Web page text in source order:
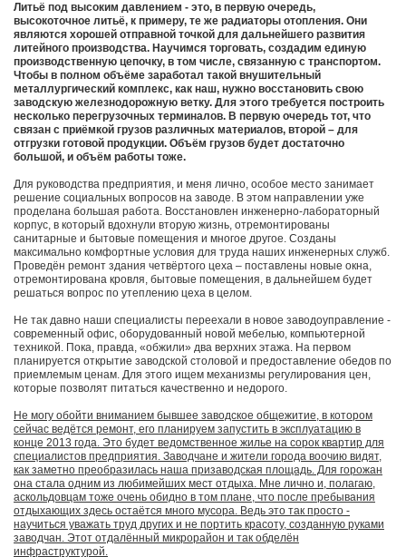
Литьё под высоким давлением - это, в первую очередь,
высокоточное литьё, к примеру, те же радиаторы отопления. Они
являются хорошей отправной точкой для дальнейшего развития
литейного производства. Научимся торговать, создадим единую
производственную цепочку, в том числе, связанную с транспортом.
Чтобы в полном объёме заработал такой внушительный
металлургический комплекс, как наш, нужно восстановить свою
заводскую железнодорожную ветку. Для этого требуется построить
несколько перегрузочных терминалов. В первую очередь тот, что
связан с приёмкой грузов различных материалов, второй – для
отгрузки готовой продукции. Объём грузов будет достаточно
большой, и объём работы тоже.
Для руководства предприятия, и меня лично, особое место занимает
решение социальных вопросов на заводе. В этом направлении уже
проделана большая работа. Восстановлен инженерно-лабораторный
корпус, в который вдохнули вторую жизнь, отремонтированы
санитарные и бытовые помещения и многое другое. Созданы
максимально комфортные условия для труда наших инженерных служб.
Проведён ремонт здания четвёртого цеха – поставлены новые окна,
отремонтирована кровля, бытовые помещения, в дальнейшем будет
решаться вопрос по утеплению цеха в целом.
Не так давно наши специалисты переехали в новое заводоуправление -
современный офис, оборудованный новой мебелью, компьютерной
техникой. Пока, правда, «обжили» два верхних этажа. На первом
планируется открытие заводской столовой и предоставление обедов по
приемлемым ценам. Для этого ищем механизмы регулирования цен,
которые позволят питаться качественно и недорого.
Не могу обойти вниманием бывшее заводское общежитие, в котором
сейчас ведётся ремонт, его планируем запустить в эксплуатацию в
конце 2013 года. Это будет ведомственное жилье на сорок квартир для
специалистов предприятия. Заводчане и жители города воочию видят,
как заметно преобразилась наша призаводская площадь. Для горожан
она стала одним из любимейших мест отдыха. Мне лично и, полагаю,
аскольдовцам тоже очень обидно в том плане, что после пребывания
отдыхающих здесь остаётся много мусора. Ведь это так просто -
научиться уважать труд других и не портить красоту, созданную руками
заводчан. Этот отдалённый микрорайон и так обделён
инфраструктурой.